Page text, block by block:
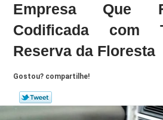
Empresa Que
Codificada com
Reserva da Floresta
Gostou? compartilhe!